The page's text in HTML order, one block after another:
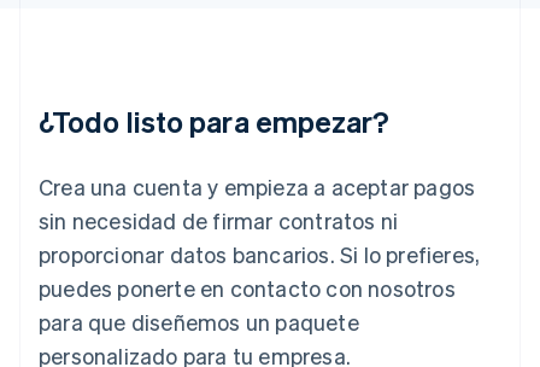
¿Todo listo para empezar?
Crea una cuenta y empieza a aceptar pagos
sin necesidad de firmar contratos ni
proporcionar datos bancarios. Si lo prefieres,
puedes ponerte en contacto con nosotros
para que diseñemos un paquete
personalizado para tu empresa.
English
Italiano English
日本語English
Letonia
English
Liechtenstein
Deutsch English
Lituania